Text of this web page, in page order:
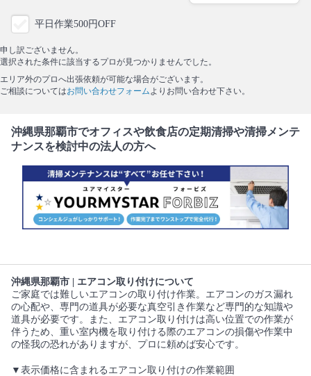
平日作業500円OFF
申し訳ございません。
選択された条件に該当するプロが見つかりませんでした。
エリア外のプロへ出張依頼が可能な場合がございます。
ご相談についてはお問い合わせフォーム よりお問い合わせ下さい。
沖縄県那覇市でオフィスや飲食店の定期清掃や清掃メンテ
ナンスを検討中の法人の方へ
沖縄県那覇市 | エアコン取り付けについて
ご家庭では難しいエアコンの取り付け作業。エアコンのガス漏れ
の心配や、専門の道具が必要な真空引き作業など専門的な知識や
道具が必要です。また、エアコン取り付けは高い位置での作業が
伴うため、重い室内機を取り付ける際のエアコンの損傷や作業中
の怪我の恐れがありますが、プロに頼めば安心です。
▼表示価格に含まれるエアコン取り付けの作業範囲